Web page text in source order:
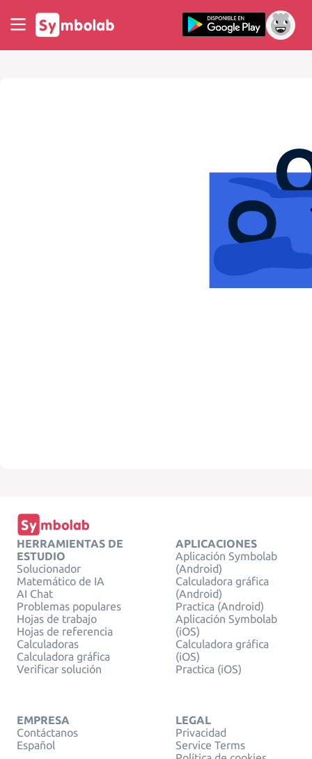
HERRAMIENTAS DE
ESTUDIO
Solucionador
Matemático de IA
AI Chat
Problemas populares
Hojas de trabajo
Hojas de referencia
Calculadoras
Calculadora gráfica
Verificar solución
APLICACIONES
Aplicación Symbolab
(Android)
Calculadora gráfica
(Android)
Practica (Android)
Aplicación Symbolab
(iOS)
Calculadora gráfica
(iOS)
Practica (iOS)
EMPRESA
Contáctanos
Español
LEGAL
Privacidad
Service Terms